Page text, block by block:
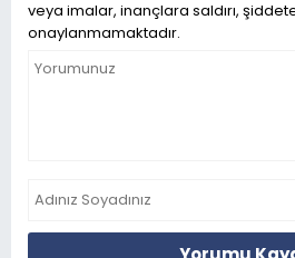
veya imalar, inançlara saldırı,
onaylanmamaktadır.